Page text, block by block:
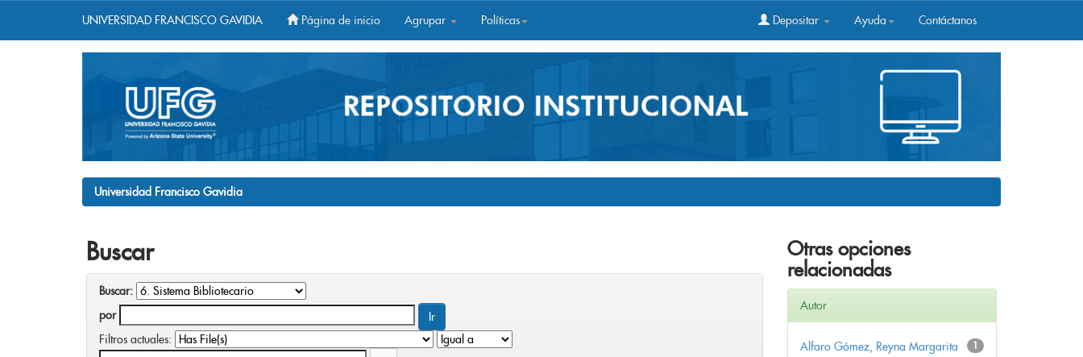
UNIVERSIDAD FRANCISCO GAVIDIA Página de inicio Agrupar Políticas Depositar Ayuda Contáctanos
Universidad Francisco Gavidia
Buscar
Buscar:
por
Filtros actuales:
Otras opciones
relacionadas
Autor
1
Alfaro Gómez, Reyna Margarita